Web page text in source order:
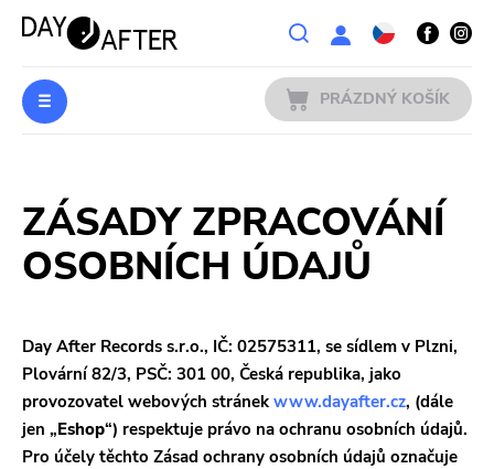
Wishlist
PŘEDOBJEDNÁVKY
MERCH
VÝPRODEJ
KAPELY
PRÁZDNÝ KOŠÍK
ZÁSADY ZPRACOVÁNÍ
OSOBNÍCH ÚDAJŮ
Day After Records s.r.o., IČ: 02575311, se sídlem v Plzni,
Plovární 82/3, PSČ: 301 00, Česká republika, jako
provozovatel webových stránek www.dayafter.cz, (dále
jen „Eshop“) respektuje právo na ochranu osobních údajů.
Pro účely těchto Zásad ochrany osobních údajů označuje